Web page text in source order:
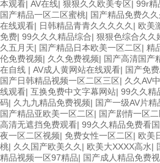
本观看| AV在线| 狠狠久久欧美专区| 99r精
国产精品一区二区蜜桃| 国产精品免费久
在线观看| 日韩精品青青久久久久久 | 欧美
免费| 99久久久精品综合| 狠狠色综合久久
久五月天| 国产精品日本欧美一区二区| 精
伦免费视频| 久久免费视频| 国产高清国产
在自线 | AV成人黄网站在线观看| 国产免
国产日韩精品视频一区二区三区| 久久AV
线观看| 互换免费中文字幕网站| 99久久精
码| 久九九精品免费视频| 国产一级AV片精
国产精品亚欧美一区二区| 国产剧情一区二
高清无遮挡免费观看| 99久久精品免费看
夜一区二区视频| 免费女性一区二区| 欧美
桃| 久久国产欧美久久 | 欧美大XXXX高水|
精品视频一区97精品| 国产成人精品免费视